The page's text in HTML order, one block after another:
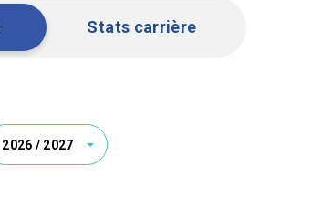
Stats carrière
2026 / 2027